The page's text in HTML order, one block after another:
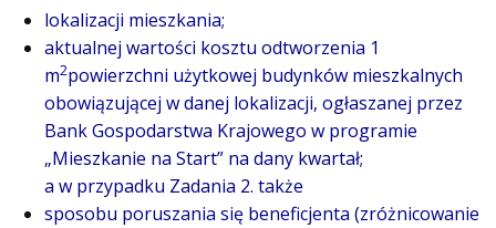
lokalizacji mieszkania;
aktualnej wartości kosztu odtworzenia 1
m2powierzchni użytkowej budynków mieszkalnych
obowiązującej w danej lokalizacji, ogłaszanej przez
Bank Gospodarstwa Krajowego w programie
„Mieszkanie na Start” na dany kwartał;
a w przypadku Zadania 2. także
sposobu poruszania się beneficjenta (zróżnicowanie